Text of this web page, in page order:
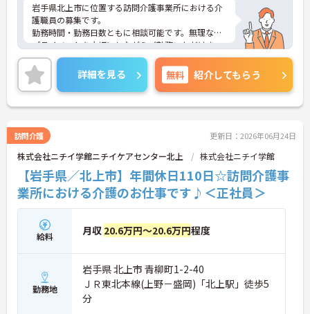
岩手県北上市に位置する訪問介護事業所における介
護職員の募集です。
勤務時間・勤務日数ともに相談可能です。無理なく
プライベートを大切にしながらご勤務いただけま
す。また、残業はありません。ワークライフバラン
スを保ちながらご勤務いただけます。
ご興味のある方には、面接対策ポイントなど、さら
に詳細をご案内しますのでお気軽にご相談くださ
い！
詳細を見る 無料 紹介してもらう
訪問介護 更新日：2026年06月24日
株式会社ニチイ学館ニチイケアセンター北上 株式会社ニチイ学館
【岩手県／北上市】年間休日110日☆訪問介護事
業所における介護のお仕事です♪＜正社員＞
給料 月収 20.6万円～20.6万円程度
勤務地
岩手県 北上市 青柳町1-2-40
ＪＲ東北本線(上野－盛岡)「北上駅」徒歩5
分